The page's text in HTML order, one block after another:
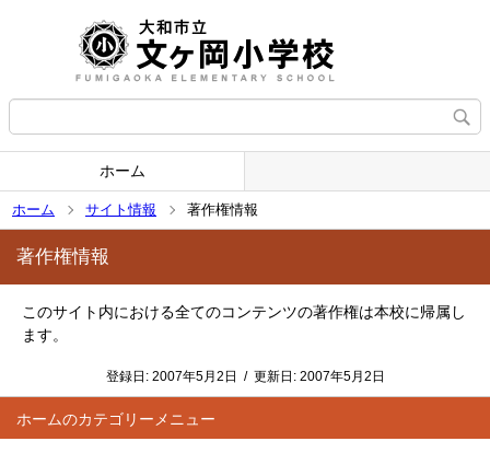
ホーム
ホーム サイト情報 著作権情報
ホーム
著作権情報
このサイト内における全てのコンテンツの著作権は本校に帰属し
ます。
登録日: 2007年5月2日 / 更新日: 2007年5月2日